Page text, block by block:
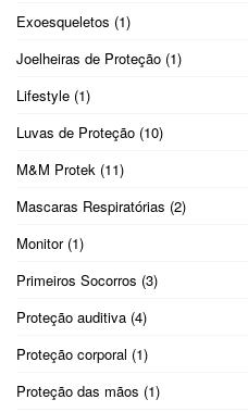
Exoesqueletos (1)
Joelheiras de Proteção (1)
Lifestyle (1)
Luvas de Proteção (10)
M&M Protek (11)
Mascaras Respiratórias (2)
Monitor(1)
Primeiros Socorros (3)
Proteção auditiva (4)
Proteção corporal (1)
Proteção das mãos (1)